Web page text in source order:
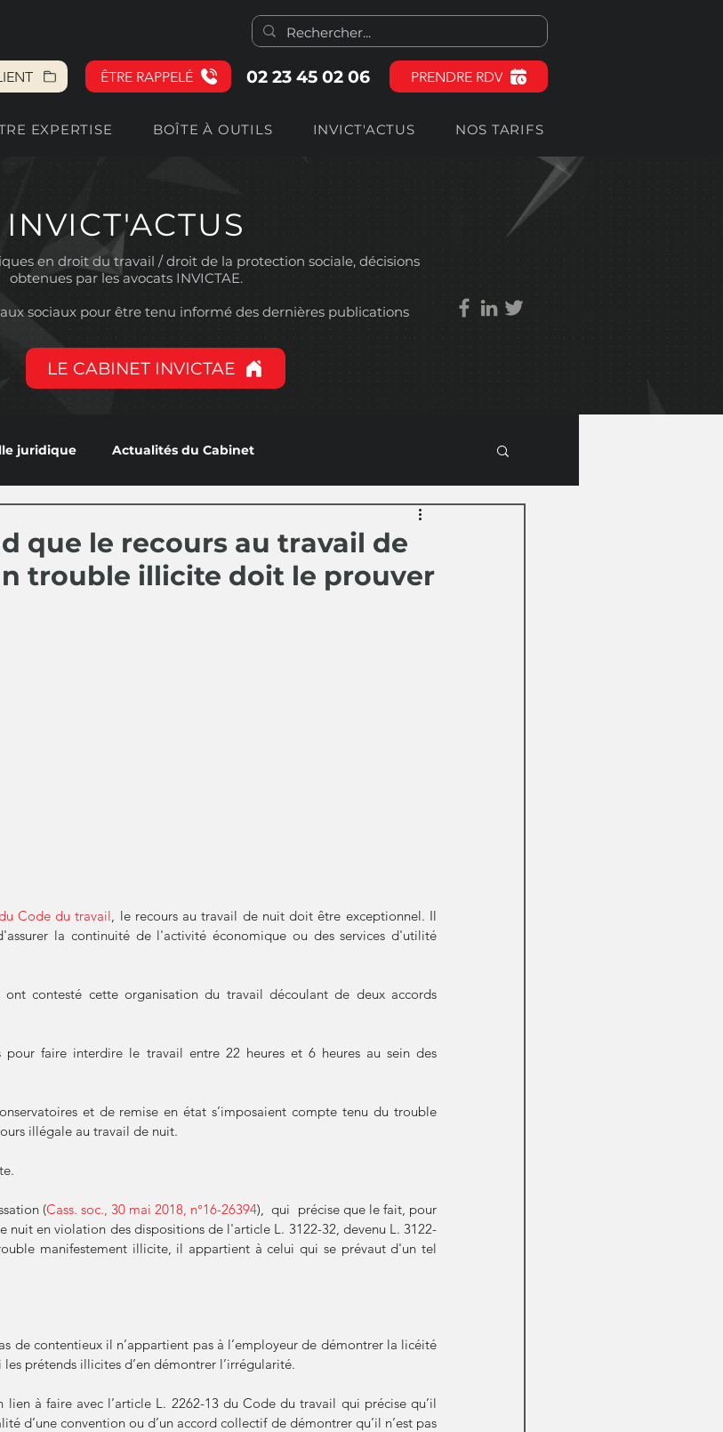
ÊTRE RAPPELÉ PRENDRE RDV
02 23 45 02 06
EXPERTISE BOÎTE À OUTILS INVICT'ACTUS NOS TARIFS
INVICT'ACTUS
en droit du travail / droit de la protection sociale, décisions
obtenues par les avocats INVICTAE.
sociaux pour être tenu informé des dernières publications
LE CABINET INVICTAE
juridique Actualités du Cabinet
que le recours au travail de
trouble illicite doit le prouver
Code du travail , le recours au travail de nuit doit être exceptionnel. Il
la continuité de l'activité économique ou des services d'utilité
ont contesté cette organisation du travail découlant de deux accords
faire interdire le travail entre 22 heures et 6 heures au sein des
et de remise en état s’imposaient compte tenu du trouble
illégale au travail de nuit.
(Cass. soc., 30 mai 2018, n°16-26394),  qui  précise que le fait, pour
nuit en violation des dispositions de l'article L. 3122-32, devenu L. 3122-
manifestement illicite, il appartient à celui qui se prévaut d'un tel
de contentieux il n’appartient pas à l’employeur de démontrer la licéité
prétends illicites d’en démontrer l’irrégularité.
à faire avec l’article L. 2262-13 du Code du travail qui précise qu’il
d’une convention ou d’un accord collectif de démontrer qu’il n’est pas